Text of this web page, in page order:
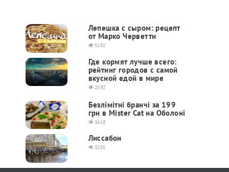
Лепешка с сыром: рецепт
от Марко Черветти
5182
Где кормят лучше всего:
рейтинг городов с самой
вкусной едой в мире
2592
Безлімітні бранчі за 199
грн в Mister Cat на Оболоні
3618
Лиссабон
3285